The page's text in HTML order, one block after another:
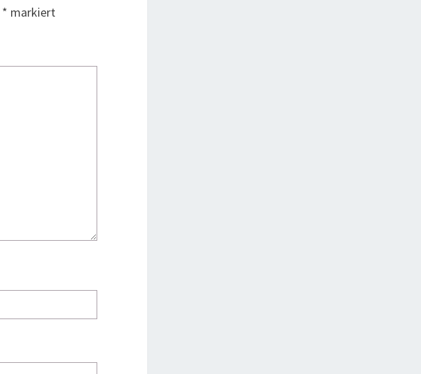
* markiert